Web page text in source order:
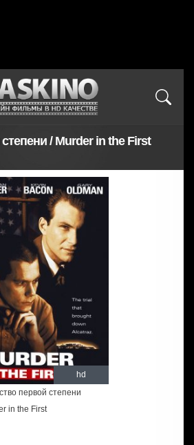
/ Murder in the First
hd
первой степени
in the First